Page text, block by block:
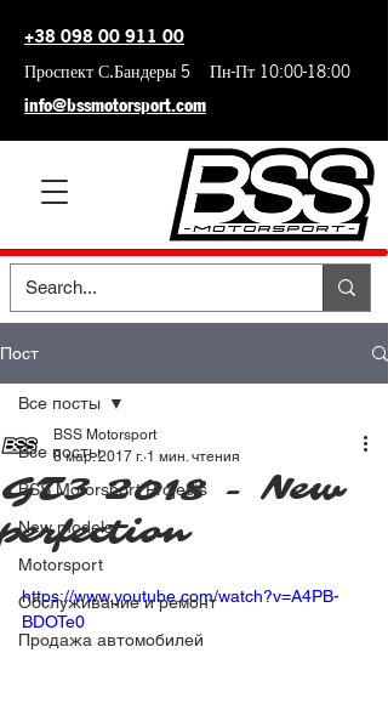
+38 098 00 911 00
Проспект С.Бандеры 5 Пн-Пт 10:00-18:00
info@bssmotorsport.com
Пост
Все посты
BSS Motorsport Projects
New models
Motorsport
Обслуживание и ремонт
Продажа автомобилей
Все посты
GT3 2018 - New
perfection
BSS Motorsport
8 мар. 2017 г. 1 мин. чтения
https://www.youtube.com/watch?v=A4PB-
BDOTe0